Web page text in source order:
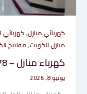
كهربائي منازل,
منازل الكويت,مفاتيح
كهرباء منازل – 97378178
يونيو 8, 2026